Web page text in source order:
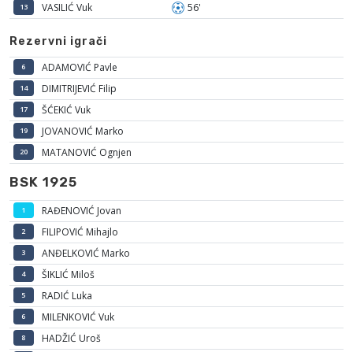
13 VASILIĆ Vuk 56'
Rezervni igrači
6 ADAMOVIĆ Pavle
14 DIMITRIJEVIĆ Filip
17 ŠĆEKIĆ Vuk
19 JOVANOVIĆ Marko
20 MATANOVIĆ Ognjen
BSK 1925
1 RAĐENOVIĆ Jovan
2 FILIPOVIĆ Mihajlo
3 ANĐELKOVIĆ Marko
4 ŠIKLIĆ Miloš
5 RADIĆ Luka
6 MILENKOVIĆ Vuk
8 HADŽIĆ Uroš